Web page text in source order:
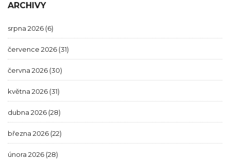
ARCHIVY
srpna 2026 (6)
července 2026 (31)
června 2026 (30)
května 2026 (31)
dubna 2026 (28)
března 2026 (22)
února 2026 (28)